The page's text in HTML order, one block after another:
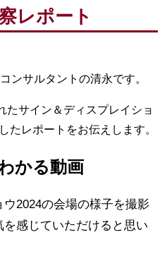
レポート
ンサルタントの清永です。
たサイン＆ディスプレイショ
たレポートをお伝えします。
かる動画
2024の会場の様子を撮影
感じていただけると思い